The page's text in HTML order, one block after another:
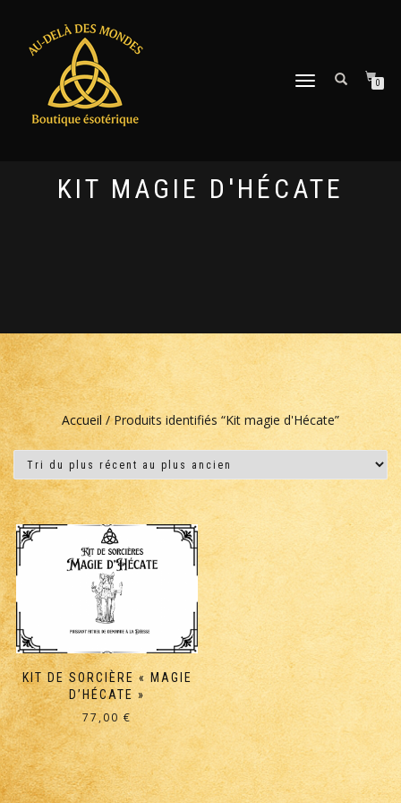
DÉPLIER
0
KIT MAGIE D'HÉCATE
Accueil/ Produits identifiés “Kit magie d'Hécate”
KIT DE SORCIÈRE « MAGIE
D’HÉCATE »
77,00 €